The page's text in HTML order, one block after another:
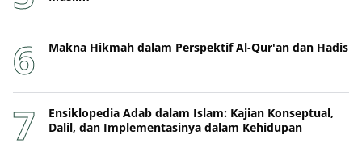
Makna Hikmah dalam Perspektif Al-Qur'an dan Hadis
Ensiklopedia Adab dalam Islam: Kajian Konseptual,
Dalil, dan Implementasinya dalam Kehidupan